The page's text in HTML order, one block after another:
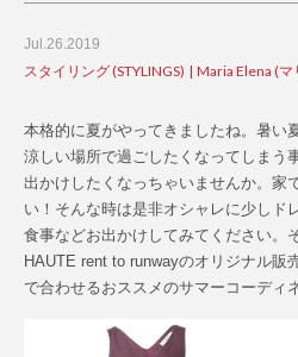
Jul.26.2019
スタイリング (STYLINGS) Maria Elena (
本格的に夏がやってきましたね。暑い
涼しい場所で過ごしたくなってしまう
出かけしたくなっちゃいませんか。家
い！そんな時は是非オシャレに少しド
食事などお出かけしてみてください。
HAUTE rent to runwayのオリジナル販
で合わせるおススメのサマーコーディ